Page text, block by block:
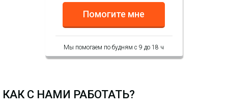
Помогите мне
Мы помогаем по будням с 9 до 18 ч
КАК С НАМИ РАБОТАТЬ?